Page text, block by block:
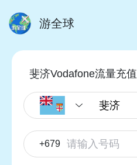
游全球
斐济Vodafone流量充值
+679